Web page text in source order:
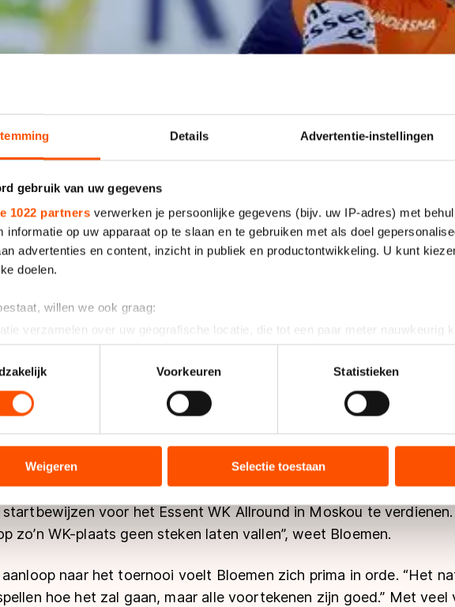
Details Advertentie-instellingen
gebruik van uw gegevens
1022 partners verwerken je persoonlijke gegevens (bijv. uw IP-adres) met
informatie op uw apparaat op te slaan en te gebruiken met als doel
advertenties en content, inzicht in publiek en productontwikkeling. U kunt
doelen.
willen we ook graag:
verzamelen over uw geografische locatie, die tot een paar meter nauwkeurig
identificeren door het actief te scannen op specifieke eigenschappen
over hoe uw persoonlijke gegevens worden verwerkt en stel uw voorkeuren in het
op elk moment wijzigen of intrekken in de Cookieverklaring.
We delen informatie over uw gebruik van onze site met onze partners voor
kunnen deze combineren met andere gegevens die u aan hen heeft verstrekt of
Sommige partners kunnen gegevens doorgeven aan landen buiten de EU,
geldt volgens de GDPR. Door op ‘Toestaan’ te klikken, stemt
vindt u in ons
Voorkeuren Statistieken
Weigeren Selectie toestaan
voor het Essent WK en daardoor heeft Bloemen een behoorlijke
titel. Het ontbreken van twee toppers maakt de titel niet
draait in Thialf komend weekend niet alleen om het
voor het Essent WK Allround in Moskou te
zo’n WK-plaats geen steken laten vallen”, weet Bloemen.
aanloop naar het toernooi voelt Bloemen zich prima in orde. “Het
hoe het zal gaan, maar alle voortekenen zijn goed.” Met